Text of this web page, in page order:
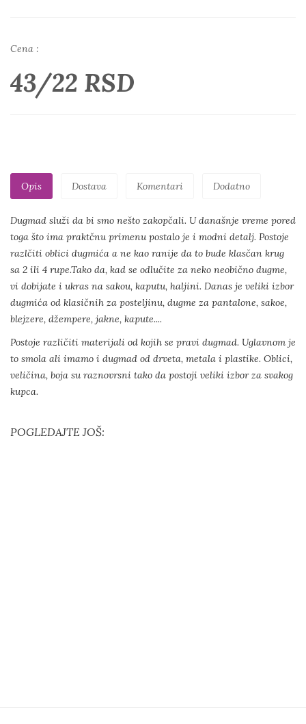
Cena :
43/22 RSD
Opis Dostava Komentari Dodatno
Dugmad služi da bi smo nešto zakopčali. U današnje vreme pored
toga što ima praktčnu primenu postalo je i modni detalj. Postoje
razlčiti oblici dugmića a ne kao ranije da to bude klasčan krug
sa 2 ili 4 rupe.Tako da, kad se odlučite za neko neobično dugme,
vi dobijate i ukras na sakou, kaputu, haljini. Danas je veliki izbor
dugmića od klasičnih za posteljinu, dugme za pantalone, sakoe,
blejzere, džempere, jakne, kapute....
Postoje različiti materijali od kojih se pravi dugmad. Uglavnom je
to smola ali imamo i dugmad od drveta, metala i plastike. Oblici,
veličina, boja su raznovrsni tako da postoji veliki izbor za svakog
kupca.
POGLEDAJTE JOŠ: